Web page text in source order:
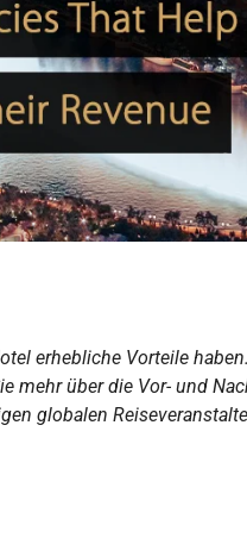
erhebliche Vorteile
mehr über die Vor- und
globalen